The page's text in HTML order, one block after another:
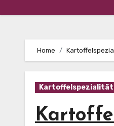
Home